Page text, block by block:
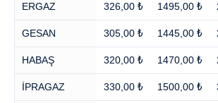
ERGAZ 326,00 ₺ 1495,00 ₺
GESAN 305,00 ₺ 1445,00 ₺
HABAŞ 320,00 ₺ 1470,00 ₺
İPRAGAZ 330,00 ₺ 1500,00 ₺